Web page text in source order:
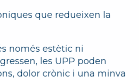
que redueixen la
només estètic ni
les UPP poden
dolor crònic i una minva